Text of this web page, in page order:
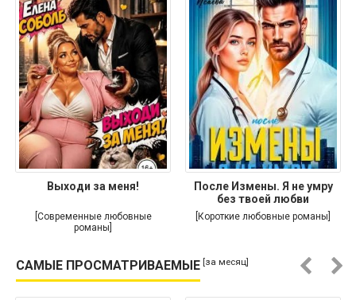
Выходи за меня!
[Современные любовные
романы]
После Измены. Я не умру
без твоей любви
[Короткие любовные романы]
САМЫЕ ПРОСМАТРИВАЕМЫЕ [за месяц]